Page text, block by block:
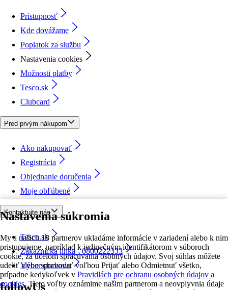
Nastavenia súkromia
My a našich 18 partnerov ukladáme informácie v zariadení alebo k nim
pristupujeme, napríklad k jedinečným identifikátorom v súboroch
cookie, za účelom spracúvania osobných údajov. Svoj súhlas môžete
udeliť alebo spravovať voľbou Prijať alebo Odmietnuť všetko,
prípadne kedykoľvek v Pravidlách pre ochranu osobných údajov a
cookies. Tieto voľby oznámime našim partnerom a neovplyvnia údaje
Prístupnosť
Kde dovážame
Poplatok za službu
Nastavenia cookies
Možnosti platby
Tesco.sk
Clubcard
Pred prvým nákupom
Ako nakupovať
Registrácia
Objednanie doručenia
Moje obľúbené
Kontaktujte nás
Tesco.sk
Zákaznícka linka - 0800222333
Výber obchodu
followUs